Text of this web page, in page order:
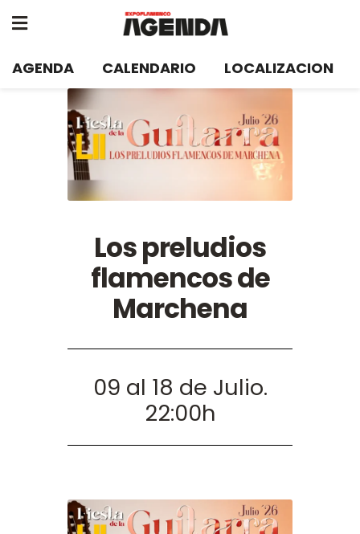
AGENDA CALENDARIO LOCALIZACION
Los preludios
flamencos de
Marchena
09 al 18 de Julio.
22:00h